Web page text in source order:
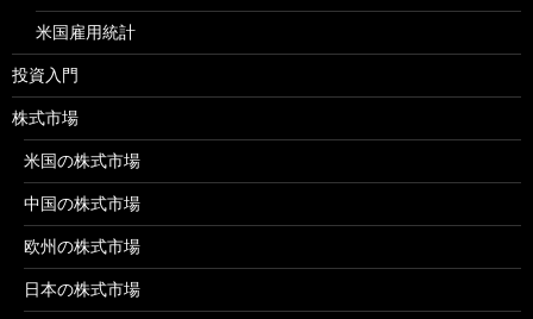
米国雇用統計
投資入門
株式市場
米国の株式市場
中国の株式市場
欧州の株式市場
日本の株式市場